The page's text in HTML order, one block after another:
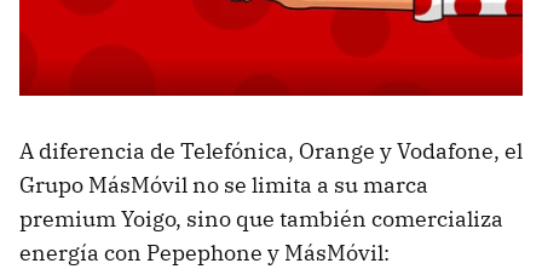
A diferencia de Telefónica, Orange y Vodafone, el
Grupo MásMóvil no se limita a su marca
premium Yoigo, sino que también comercializa
energía con Pepephone y MásMóvil: